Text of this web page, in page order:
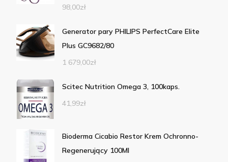
98,00zł
Generator pary PHILIPS PerfectCare Elite
Plus GC9682/80
1 679,00zł
Scitec Nutrition Omega 3, 100kaps.
41,99zł
Bioderma Cicabio Restor Krem Ochronno-
Regenerujący 100Ml